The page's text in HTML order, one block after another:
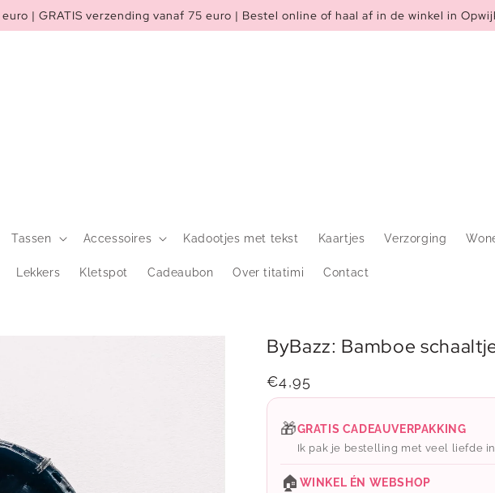
| GRATIS verzending vanaf 75 euro | Bestel online of haal af in de winkel in
Tassen Accessoires Kadootjes met tekst Kaartjes Verzorging
Lekkers Kletspot Cadeaubon Over titatimi Contact
ByBazz: Bamboe
Normale
prijs
€4,95
🎁GRATIS CADEAUVERPAKKING
Ik pak je bestelling met veel liefde
🏠 WINKEL ÉN WEBSHOP